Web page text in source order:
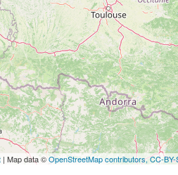
| Map data ©OpenStreetMap contributors,CC-BY-